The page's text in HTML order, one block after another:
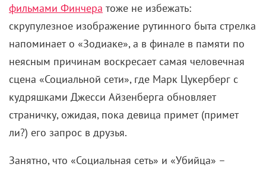
фильмами Финчера тоже не избежать:
скрупулезное изображение рутинного быта стрелка
напоминает о «Зодиаке», а в финале в памяти по
неясным причинам воскресает самая человечная
сцена «Социальной сети», где Марк Цукерберг с
кудряшками Джесси Айзенберга обновляет
страничку, ожидая, пока девица примет (примет
ли?) его запрос в друзья.
Занятно, что «Социальная сеть» и «Убийца» –